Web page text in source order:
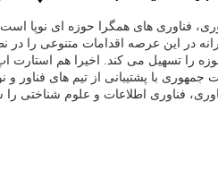
فناوری های همگرا حوزه ای نوپا
در این عرصه اقدامات متنوعی را
را تسهیل می کند. اخیرا هم
با پشتیبانی از تیم های